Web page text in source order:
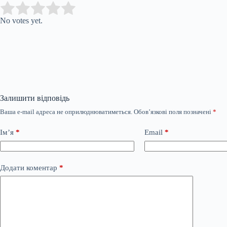
Rate this item:
No votes yet.
Залишити відповідь
Ваша e-mail адреса не оприлюднюватиметься. Обов’язкові поля позначені *
Ім’я * Email *
Додати коментар *